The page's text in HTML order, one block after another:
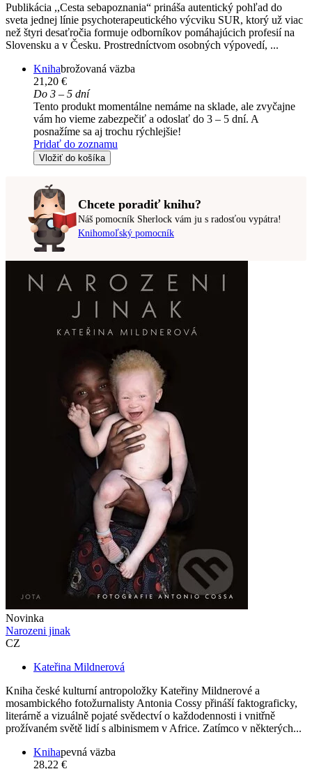
Publikácia ,,Cesta sebapoznania“ prináša autentický pohľad do
sveta jednej línie psychoterapeutického výcviku SUR, ktorý už viac
než štyri desaťročia formuje odborníkov pomáhajúcich profesií na
Slovensku a v Česku. Prostredníctvom osobných výpovedí, ...
Knihabrožovaná väzba
21,20 €
Do 3 – 5 dní
Tento produkt momentálne nemáme na sklade, ale zvyčajne
vám ho vieme zabezpečiť a odoslať do 3 – 5 dní. A
posnažíme sa aj trochu rýchlejšie!
Pridať do zoznamu
Vložiť do košíka
Chcete poradiť knihu?
Náš pomocník Sherlock vám ju s radosťou vypátra!
Knihomoľský pomocník
Novinka
Narozeni jinak
CZ
Kateřina Mildnerová
Kniha české kulturní antropoložky Kateřiny Mildnerové a
mosambického fotožurnalisty Antonia Cossy přináší faktograficky,
literárně a vizuálně pojaté svědectví o každodennosti i vnitřně
prožívaném světě lidí s albinismem v Africe. Zatímco v některých...
Knihapevná väzba
28,22 €